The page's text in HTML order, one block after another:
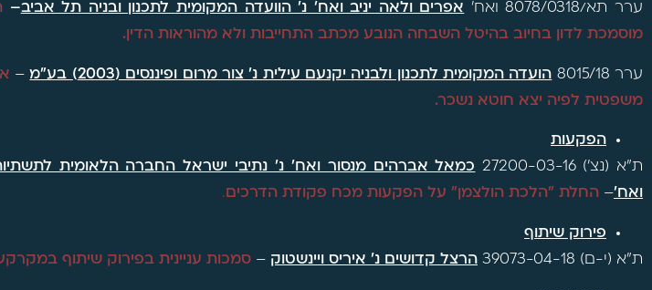
ערר תא/8078/0318 ואח' אפרים ולאה יניב ואח' נ' הוועדה המקומית לתכנון ובניה תל אביב–
מוסמכת לדון בחיוב בהיטל השבחה הנובע מכתב התחייבות ולא מהוראות הדין.
ערר 8015/18 הועדה המקומית לתכנון ולבניה יקנעם עילית נ' צור מרום ופיננסים (2003) בע"מ –
משפטית לפיה יצא חוטא נשכר.
הפקעות
ת"א (נצ') 27200-03-16
כמאל אברהים מנסור ואח' נ' נתיבי ישראל החברה הלאומית
ואח'– החלת "הלכת הולצמן" על הפקעות מכח פקודת הדרכים .
פירוק שיתוף
ת"א (י-ם) 39073-04-18
הרצל קדושים נ' איריס ויינשטוק – סמכות עניינית בפירוק שיתוף